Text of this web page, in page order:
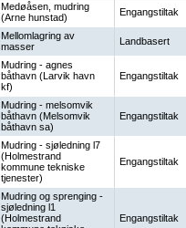
Medøåsen, mudring
(Arne hunstad)
Engangstiltak
Mellomlagring av
masser
Landbasert
Mudring - agnes
båthavn (Larvik havn
kf)
Engangstiltak
Mudring - melsomvik
båthavn (Melsomvik
båthavn sa)
Engangstiltak
Mudring - sjøledning l7
(Holmestrand
kommune tekniske
tjenester)
Engangstiltak
Mudring og sprenging -
sjøledning l1
(Holmestrand
Engangstiltak